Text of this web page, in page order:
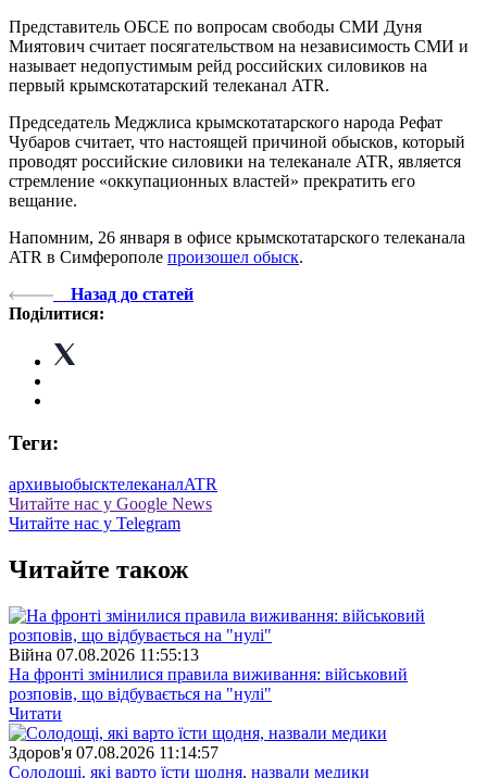
Представитель ОБСЕ по вопросам свободы СМИ Дуня
Миятович считает посягательством на независимость СМИ и
называет недопустимым рейд российских силовиков на
первый крымскотатарский телеканал ATR.
Председатель Меджлиса крымскотатарского народа Рефат
Чубаров считает, что настоящей причиной обысков, который
проводят российские силовики на телеканале ATR, является
стремление «оккупационных властей» прекратить его
вещание.
Напомним, 26 января в офисе крымскотатарского телеканала
ATR в Симферополе произошел обыск.
Назад до статей
Поділитися:
Теги:
архивыобысктелеканалATR
Читайте нас у Google News
Читайте нас у Telegram
Читайте також
Війна 07.08.2026 11:55:13
На фронті змінилися правила виживання: військовий
розповів, що відбувається на "нулі"
Читати
Здоров'я 07.08.2026 11:14:57
Солодощі, які варто їсти щодня, назвали медики